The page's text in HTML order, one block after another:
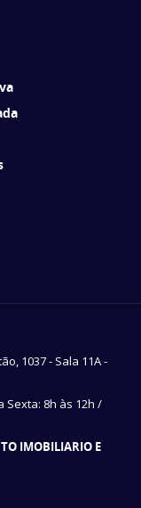
1037 - Sala 11A -
Sexta: 8h às 12h /
IMOBILIARIO E